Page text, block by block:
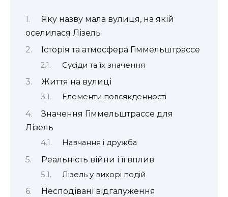
Яку назву мала вулиця, на якій
оселилася Лізель
Історія та атмосфера Гіммельштрассе
Сусіди та їх значення
Життя на вулиці
Елементи повсякденності
Значення Гіммельштрассе для
Лізель
Навчання і дружба
Реальність війни і її вплив
Лізель у вихорі подій
Несподівані відгалуження